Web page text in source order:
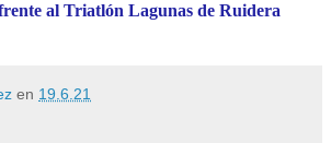
al Triatlón Lagunas de Ruidera
en 19.6.21